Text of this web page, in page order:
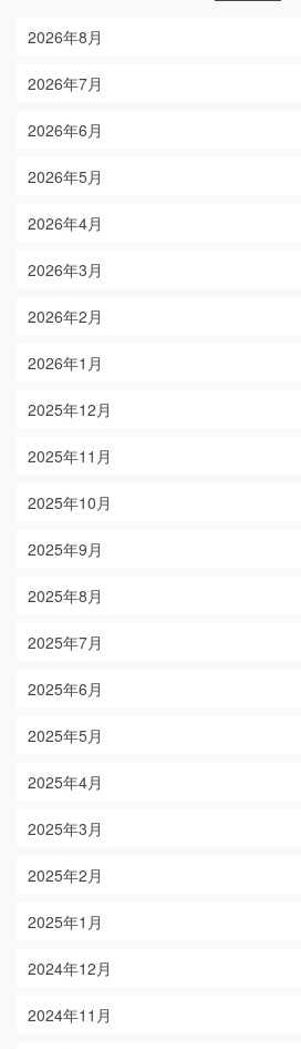
2026年8月
2026年7月
2026年6月
2026年5月
2026年4月
2026年3月
2026年2月
2026年1月
2025年12月
2025年11月
2025年10月
2025年9月
2025年8月
2025年7月
2025年6月
2025年5月
2025年4月
2025年3月
2025年2月
2025年1月
2024年12月
2024年11月